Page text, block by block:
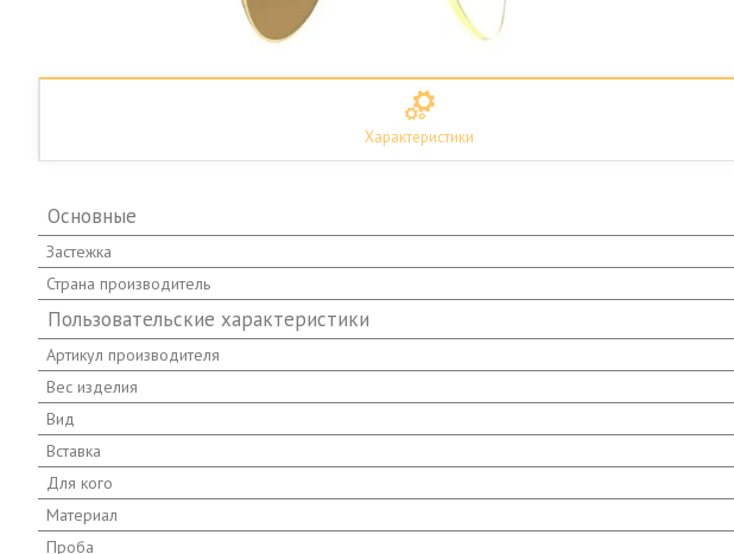
Характеристики
Основные
Застежка
Страна производитель
Пользовательские характеристики
Артикул производителя
Вес изделия
Вид
Вставка
Для кого
Материал
Проба